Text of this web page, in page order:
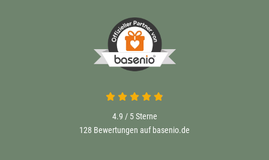
4.9 / 5Sterne
128 Bewertungen auf basenio.de